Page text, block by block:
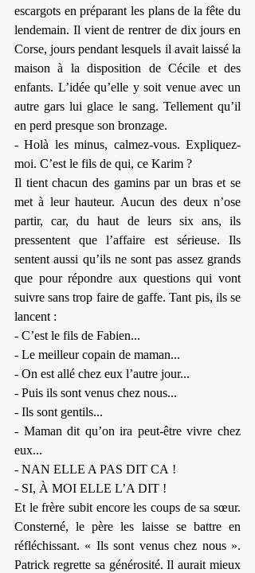
escargots en préparant les plans de la fête du
lendemain. Il vient de rentrer de dix jours en
Corse, jours pendant lesquels il avait laissé la
maison à la disposition de Cécile et des
enfants. L’idée qu’elle y soit venue avec un
autre gars lui glace le sang. Tellement qu’il
en perd presque son bronzage.
- Holà les minus, calmez-vous. Expliquez-
moi. C’est le fils de qui, ce Karim ?
Il tient chacun des gamins par un bras et se
met à leur hauteur. Aucun des deux n’ose
partir, car, du haut de leurs six ans, ils
pressentent que l’affaire est sérieuse. Ils
sentent aussi qu’ils ne sont pas assez grands
que pour répondre aux questions qui vont
suivre sans trop faire de gaffe. Tant pis, ils se
lancent :
- C’est le fils de Fabien...
- Le meilleur copain de maman...
- On est allé chez eux l’autre jour...
- Puis ils sont venus chez nous...
- Ils sont gentils...
- Maman dit qu’on ira peut-être vivre chez
eux...
- NAN ELLE A PAS DIT CA !
- SI, À MOI ELLE L’A DIT !
Et le frère subit encore les coups de sa sœur.
Consterné, le père les laisse se battre en
réfléchissant. « Ils sont venus chez nous ».
Patrick regrette sa générosité. Il aurait mieux